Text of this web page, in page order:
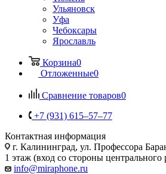
Ульяновск
Уфа
Чебоксары
Ярославль
Корзина0
Отложенные0
Сравнение товаров0
+7 (931) 615‒57‒77
Контактная информация
г. Калининград, ул. Профессора
1 этаж (вход со стороны центрального
info@miraphone.ru